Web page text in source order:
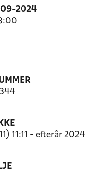
09-2024
11:11 - efterår 2024